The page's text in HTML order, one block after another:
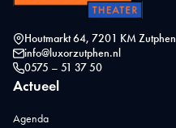
Houtmarkt 64, 7201 KM Zutphen
info@luxorzutphen.nl
0575 – 51 37 50
Actueel
Agenda